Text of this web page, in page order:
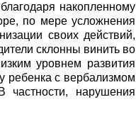
накопленному
по мере усложнения
своих действий,
склонны винить во
уровнем развития
ребенка с вербализмом
частности, нарушения